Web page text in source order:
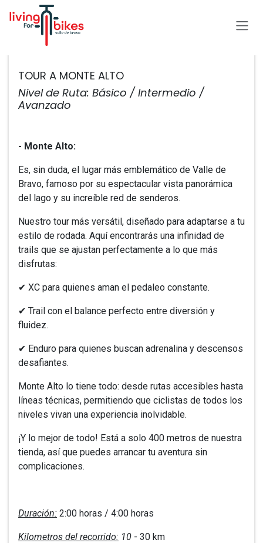
TOUR A MONTE ALTO
Nivel de Ruta: Básico / Intermedio /
Avanzado
- ​Monte Alto:
Es, sin duda, el lugar más emblemático de Valle de
Bravo, famoso por su espectacular vista panorámica
del lago y su increíble red de senderos.
Nuestro tour más versátil, diseñado para adaptarse a tu
estilo de rodada. Aquí encontrarás una infinidad de
trails que se ajustan perfectamente a lo que más
disfrutas:
✔ XC para quienes aman el pedaleo constante.
✔ Trail con el balance perfecto entre diversión y
fluidez.
✔ Enduro para quienes buscan adrenalina y descensos
desafiantes.
Monte Alto lo tiene todo: desde rutas accesibles hasta
líneas técnicas, permitiendo que ciclistas de todos los
niveles vivan una experiencia inolvidable.
¡Y lo mejor de todo! Está a solo 400 metros de nuestra
tienda, así que puedes arrancar tu aventura sin
complicaciones.
Duración: 2:00 horas / 4:00 horas
Kilometros del recorrido: 10 - 30 km